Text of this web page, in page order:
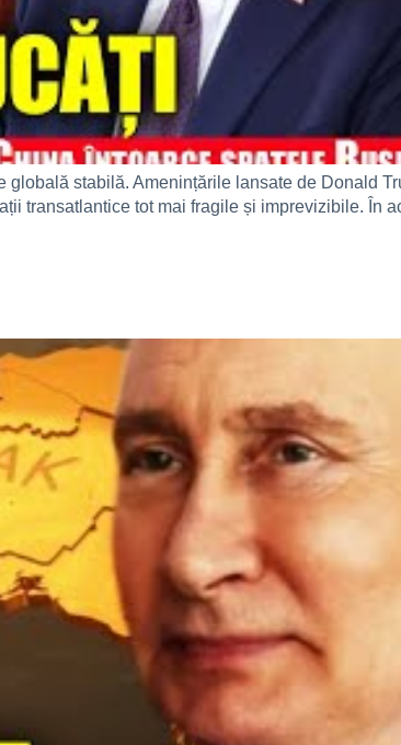
stabilă. Amenințările lansate de Donald
transatlantice tot mai fragile și imprevizibile. În